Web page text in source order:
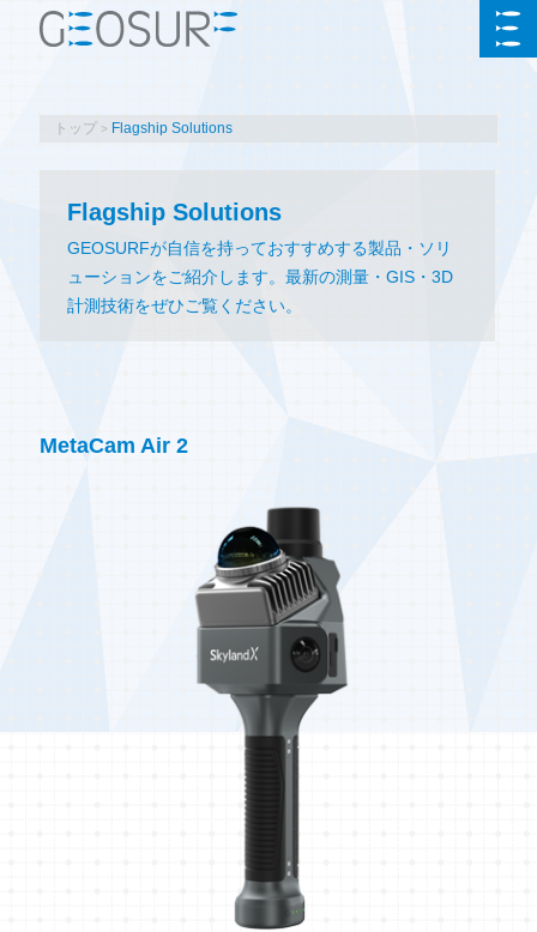
トップ Flagship Solutions
Flagship Solutions
GEOSURFが自信を持っておすすめする製品・ソリ
ューションをご紹介します。最新の測量・GIS・3D
計測技術をぜひご覧ください。
MetaCam Air 2